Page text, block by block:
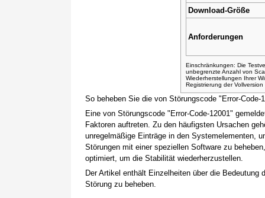
So beheben Sie die von Störungscode "Error-Code-
Eine von Störungscode "Error-Code-12001"
Faktoren auftreten. Zu den häufigsten Ursachen
unregelmäßige Einträge in den Systemelementen,
Störungen mit einer speziellen Software zu
optimiert, um die Stabilität wiederherzustellen.
Der Artikel enthält Einzelheiten über die
Störung zu beheben.
Download-Größe
Anforderungen
Einschränkungen: Die
unbegrenzte Anzahl von
Wiederherstellungen Ihrer
Registrierung der